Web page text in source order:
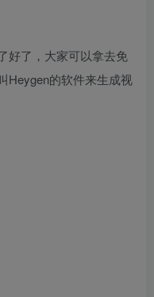
好了，大家可以拿去免
Heygen的软件来生成视